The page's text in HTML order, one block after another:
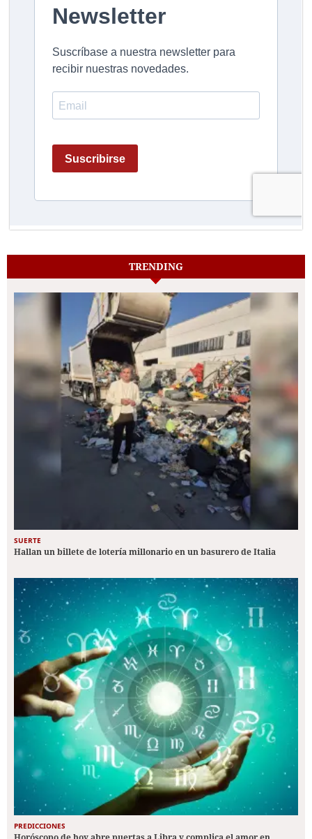
TRENDING
SUERTE
Hallan un billete de lotería millonario en un basurero de Italia
PREDICCIONES